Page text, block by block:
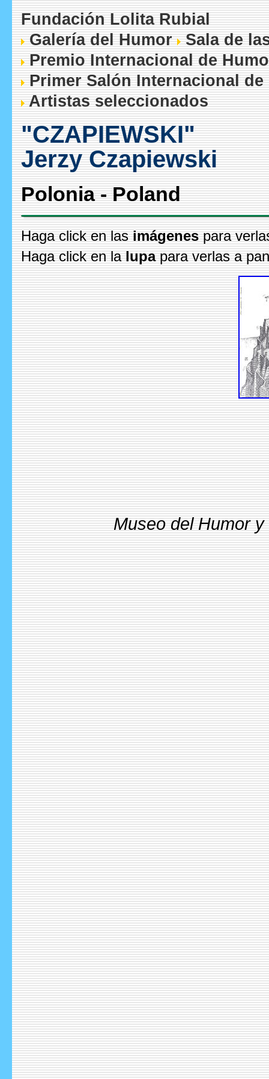
Fundación Lolita Rubial
Galería del Humor
Sala de
Premio Internacional de
Primer Salón Internacional
Artistas seleccionados
"CZAPIEWSKI"
Jerzy Czapiewski
Polonia - Poland
Haga click en las imágenes para
Haga click en la lupapara verlas a
Museo del Humor